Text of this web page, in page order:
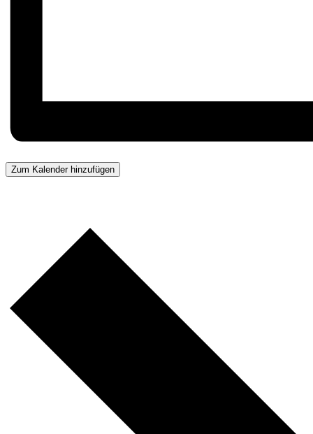
Zum Kalender hinzufügen